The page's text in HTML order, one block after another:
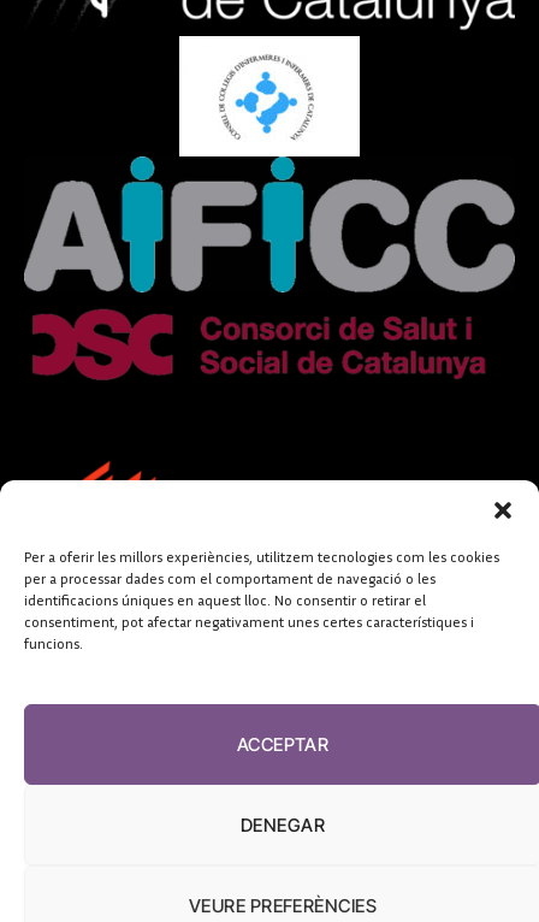
Per a oferir les millors experiències, utilitzem tecnologies com les cookies
per a processar dades com el comportament de navegació o les
identificacions úniques en aquest lloc. No consentir o retirar el
consentiment, pot afectar negativament unes certes característiques i
funcions.
ACCEPTAR
DENEGAR
VEURE PREFERÈNCIES
FUNDACIÓ